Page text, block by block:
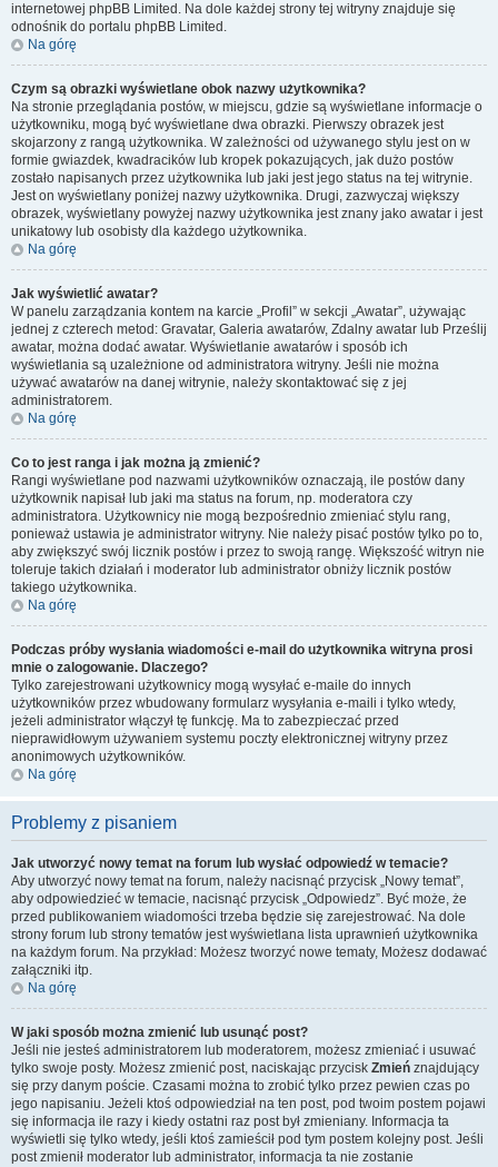
internetowej phpBB Limited. Na dole każdej strony tej witryny znajduje się
odnośnik do portalu phpBB Limited.
Na górę
Czym są obrazki wyświetlane obok nazwy użytkownika?
Na stronie przeglądania postów, w miejscu, gdzie są wyświetlane informacje o
użytkowniku, mogą być wyświetlane dwa obrazki. Pierwszy obrazek jest
skojarzony z rangą użytkownika. W zależności od używanego stylu jest on w
formie gwiazdek, kwadracików lub kropek pokazujących, jak dużo postów
zostało napisanych przez użytkownika lub jaki jest jego status na tej witrynie.
Jest on wyświetlany poniżej nazwy użytkownika. Drugi, zazwyczaj większy
obrazek, wyświetlany powyżej nazwy użytkownika jest znany jako awatar i jest
unikatowy lub osobisty dla każdego użytkownika.
Na górę
Jak wyświetlić awatar?
W panelu zarządzania kontem na karcie „Profil” w sekcji „Awatar”, używając
jednej z czterech metod: Gravatar, Galeria awatarów, Zdalny awatar lub Prześlij
awatar, można dodać awatar. Wyświetlanie awatarów i sposób ich
wyświetlania są uzależnione od administratora witryny. Jeśli nie można
używać awatarów na danej witrynie, należy skontaktować się z jej
administratorem.
Na górę
Co to jest ranga i jak można ją zmienić?
Rangi wyświetlane pod nazwami użytkowników oznaczają, ile postów dany
użytkownik napisał lub jaki ma status na forum, np. moderatora czy
administratora. Użytkownicy nie mogą bezpośrednio zmieniać stylu rang,
ponieważ ustawia je administrator witryny. Nie należy pisać postów tylko po to,
aby zwiększyć swój licznik postów i przez to swoją rangę. Większość witryn nie
toleruje takich działań i moderator lub administrator obniży licznik postów
takiego użytkownika.
Na górę
Podczas próby wysłania wiadomości e-mail do użytkownika witryna prosi
mnie o zalogowanie. Dlaczego?
Tylko zarejestrowani użytkownicy mogą wysyłać e-maile do innych
użytkowników przez wbudowany formularz wysyłania e-maili i tylko wtedy,
jeżeli administrator włączył tę funkcję. Ma to zabezpieczać przed
nieprawidłowym używaniem systemu poczty elektronicznej witryny przez
anonimowych użytkowników.
Na górę
Problemy z pisaniem
Jak utworzyć nowy temat na forum lub wysłać odpowiedź w temacie?
Aby utworzyć nowy temat na forum, należy nacisnąć przycisk „Nowy temat”,
aby odpowiedzieć w temacie, nacisnąć przycisk „Odpowiedz”. Być może, że
przed publikowaniem wiadomości trzeba będzie się zarejestrować. Na dole
strony forum lub strony tematów jest wyświetlana lista uprawnień użytkownika
na każdym forum. Na przykład: Możesz tworzyć nowe tematy, Możesz dodawać
załączniki itp.
Na górę
W jaki sposób można zmienić lub usunąć post?
Jeśli nie jesteś administratorem lub moderatorem, możesz zmieniać i usuwać
tylko swoje posty. Możesz zmienić post, naciskając przycisk Zmień znajdujący
się przy danym poście. Czasami można to zrobić tylko przez pewien czas po
jego napisaniu. Jeżeli ktoś odpowiedział na ten post, pod twoim postem pojawi
się informacja ile razy i kiedy ostatni raz post był zmieniany. Informacja ta
wyświetli się tylko wtedy, jeśli ktoś zamieścił pod tym postem kolejny post. Jeśli
post zmienił moderator lub administrator, informacja ta nie zostanie